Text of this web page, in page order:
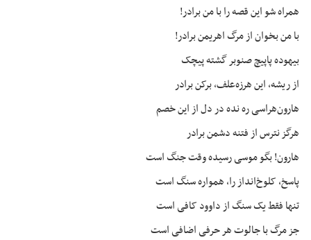
همراه شو این قصه را با من برادر!
با من بخوان از مرگ اهریمن برادر!
بیهوده پاپیچ صنوبر گشته پیچک
از ریشه، این هرزه‌علف،برکنبرادر
هارون‌هراسی رهندهدر دل از این خصم
هرگز نترس از فتنه دشمن برادر
هارون! بگو موسی رسیده وقت جنگ است
پاسخ، کلوخ‌انداز را، همواره سنگ است
تنها فقط یک سنگ از داوود کافی است
جز مرگ باجالوتهر حرفی اضافی است